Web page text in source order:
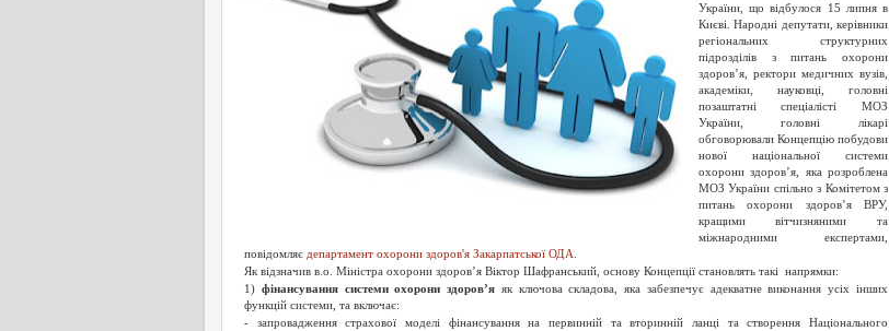
України, що відбулося 15 липня в
Києві. Народні депутати, керівники
регіональних структурних
підрозділів з питань охорони
здоров’я, ректори медичних вузів,
академіки, науковці, головні
позаштатні спеціалісті МОЗ
України, головні лікарі
обговорювали Концепцію побудови
нової національної системи
охорони здоров’я, яка розроблена
МОЗ України спільно з Комітетом з
питань охорони здоров’я ВРУ,
кращими вітчизняними та
міжнародними експертами,
повідомляє департамент охорони здоров'я Закарпатської ОДА
Як відзначив в.о. Міністра охорони здоров’я Віктор Шафранський, основу Концепції становлять такі напрямки:
1) фінансування системи охорони здоров’я як ключова складова, яка забезпечує адекватне виконання усіх інших
функцій системи, та включає:
- запровадження страхової моделі фінансування на первинній та вторинній ланці та створення Національного